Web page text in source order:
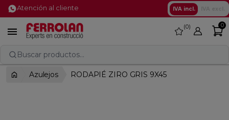
Atención al cliente IVA incl.
 favorite
0 0
Buscar productos...
Azulejos RODAPIÉ ZIRO GRIS 9X45